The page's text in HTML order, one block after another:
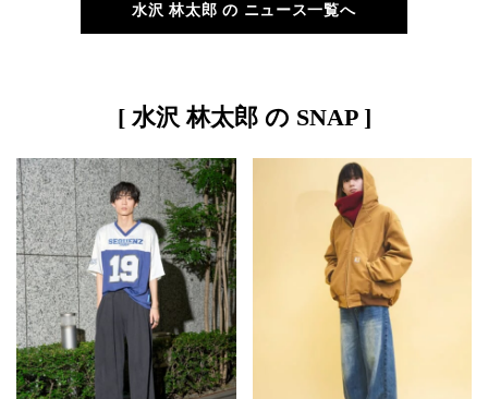
水沢 林太郎 の ニュース一覧へ
[ 水沢 林太郎 の SNAP ]